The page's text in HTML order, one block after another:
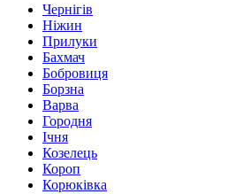
Чернігів
Ніжин
Прилуки
Бахмач
Бобровиця
Борзна
Варва
Городня
Ічня
Козелець
Короп
Корюківка